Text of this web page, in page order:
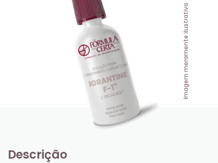
Imagem meramente ilustrativa
Descrição